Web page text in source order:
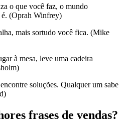
o que você faz, o mundo
(Oprah Winfrey)
mais sortudo você fica. (Mike
à mesa, leve uma cadeira
soluções. Qualquer um sabe
frases de vendas?